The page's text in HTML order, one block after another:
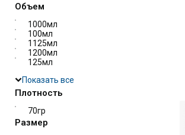
Объем
1000мл
100мл
1125мл
1200мл
125мл
Показать все
Плотность
70гр
Размер